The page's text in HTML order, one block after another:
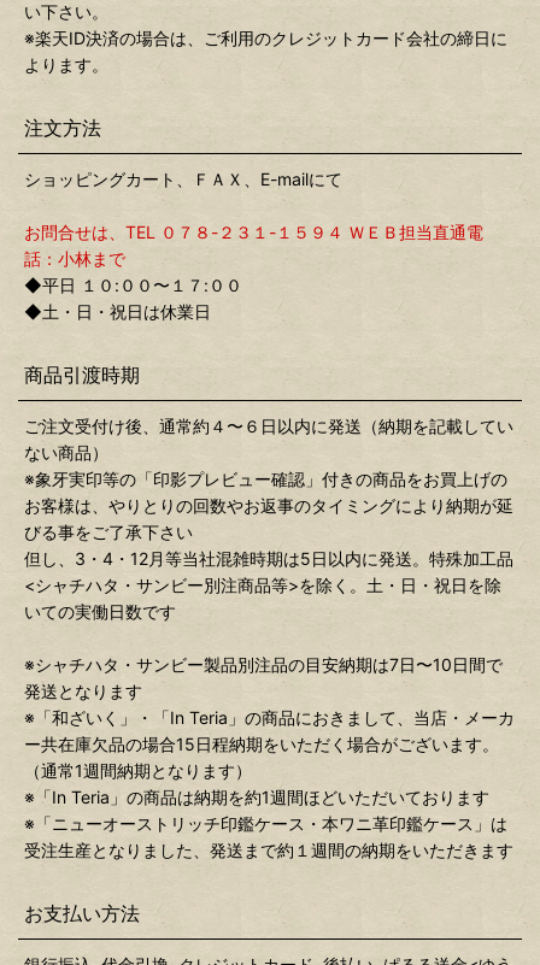
い下さい。
※楽天ID決済の場合は、ご利用のクレジットカード会社の締日に
よります。
注文方法
ショッピングカート、ＦＡＸ、E-mailにて
お問合せは、TEL ０７８-２３１-１５９４ ＷＥＢ担当直通電
話：小林まで
◆平日 １０:００〜１７:００
◆土・日・祝日は休業日
商品引渡時期
ご注文受付け後、通常約４〜６日以内に発送（納期を記載してい
ない商品）
※象牙実印等の「印影プレビュー確認」付きの商品をお買上げの
お客様は、やりとりの回数やお返事のタイミングにより納期が延
びる事をご了承下さい
但し、3・4・12月等当社混雑時期は5日以内に発送。特殊加工品
<シャチハタ・サンビー別注商品等>を除く。土・日・祝日を除
いての実働日数です
※シャチハタ・サンビー製品別注品の目安納期は7日〜10日間で
発送となります
※「和ざいく」・「In Teria」の商品におきまして、当店・メーカ
ー共在庫欠品の場合15日程納期をいただく場合がございます。
（通常1週間納期となります）
※「In Teria」の商品は納期を約1週間ほどいただいております
※「ニューオーストリッチ印鑑ケース・本ワニ革印鑑ケース」は
受注生産となりました、発送まで約１週間の納期をいただきます
お支払い方法